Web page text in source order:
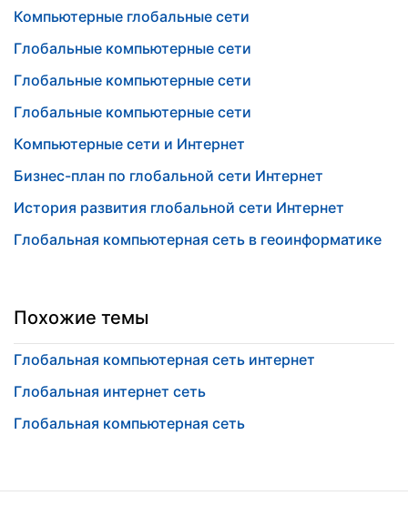
Компьютерные глобальные сети
Глобальные компьютерные сети
Глобальные компьютерные сети
Глобальные компьютерные сети
Компьютерные сети и Интернет
Бизнес-план по глобальной сети Интернет
История развития глобальной сети Интернет
Глобальная компьютерная сеть в геоинформатике
Похожие темы
Глобальная компьютерная сеть интернет
Глобальная интернет сеть
Глобальная компьютерная сеть